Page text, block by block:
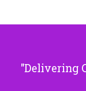
Delivering